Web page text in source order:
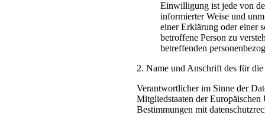
Einwilligung ist jede von
informierter Weise und
einer Erklärung oder einer
betroffene Person zu
betreffenden
2. Name und Anschrift des für
Verantwortlicher im Sinne der
Mitgliedstaaten der Europäischen
Bestimmungen mit